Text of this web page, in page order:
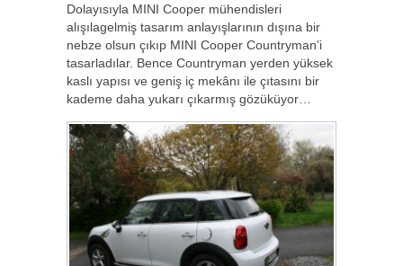
Dolayısıyla MINI Cooper mühendisleri
alışılagelmiş tasarım anlayışlarının dışına bir
nebze olsun çıkıp MINI Cooper Countryman’i
tasarladılar. Bence Countryman yerden yüksek
kaslı yapısı ve geniş iç mekânı ile çıtasını bir
kademe daha yukarı çıkarmış gözüküyor…